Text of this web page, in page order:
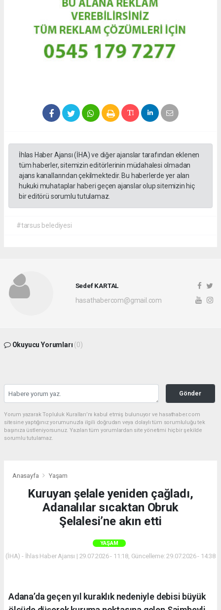
İhlas Haber Ajansı (İHA) ve diğer ajanslar tarafından eklenen
tüm haberler, sitemizin editörlerinin müdahalesi olmadan
ajans kanallarından çekilmektedir. Bu haberlerde yer alan
hukuki muhataplar haberi geçen ajanslar olup sitemizin hiç
bir editörü sorumlu tutulamaz.
#tarsus belediyesi
Sedef KARTAL
hasathabercom@gmail.com
Okuyucu Yorumları (0)
Gönder
Yorum yazarak Topluluk Kuralları’nı kabul etmiş bulunuyor ve hasathaber.com
sitesine yaptığınız yorumunuzla ilgili doğrudan veya dolaylı tüm sorumluluğu tek
başınıza üstleniyorsunuz. Yazılan tüm yorumlardan site yönetimi hiçbir şekilde
sorumlu tutulamaz.
Anasayfa Yaşam
Kuruyan şelale yeniden çağladı,
Adanalılar sıcaktan Obruk
Şelalesi’ne akın etti
YAŞAM
(İHA) - İhlas Haber Ajansı | 29.07.2026 - 11:18, Güncelleme: 29.07.2026 - 14:38
Adana’da geçen yıl kuraklık nedeniyle debisi büyük